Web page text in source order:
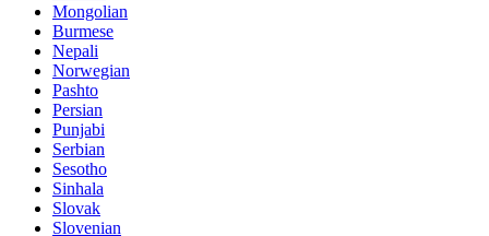
Mongolian
Burmese
Nepali
Norwegian
Pashto
Persian
Punjabi
Serbian
Sesotho
Sinhala
Slovak
Slovenian